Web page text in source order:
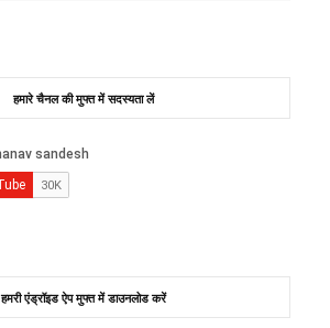
हमारे चैनल की मुफ्त में सदस्यता लें
हमरी एंड्रॉइड ऐप मुफ्त में डाउनलोड करें